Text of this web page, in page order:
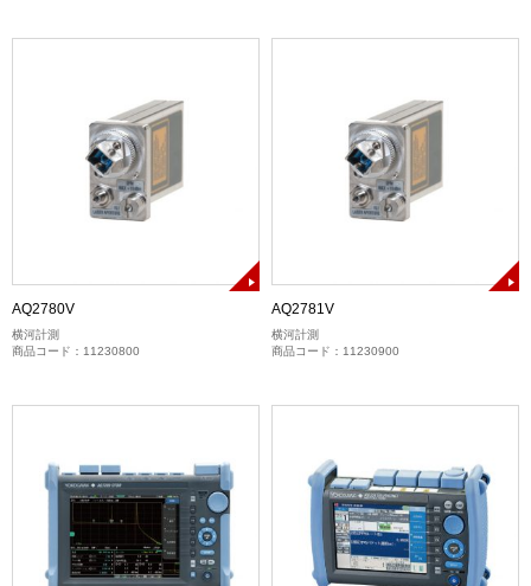
AQ2780V
横河計測
商品コード：11230800
AQ2781V
横河計測
商品コード：11230900